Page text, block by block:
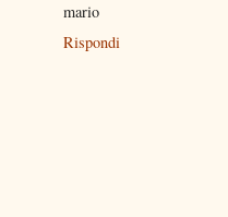
mario
Rispondi